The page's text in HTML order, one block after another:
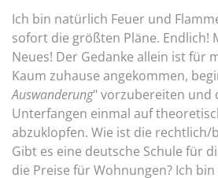
Ich bin natürlich Feuer und
sofort die größten Pläne. Endlich!
Neues! Der Gedanke allein ist für
Kaum zuhause angekommen,
Auswanderung" vorzubereiten und
Unterfangen einmal auf
abzuklopfen. Wie ist die rechtlich/
Gibt es eine deutsche Schule für
die Preise für Wohnungen? Ich